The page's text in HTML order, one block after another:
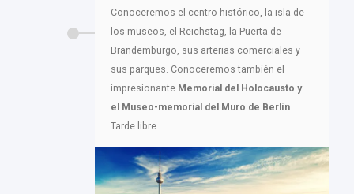
Conoceremos el centro histórico, la isla de
los museos, el Reichstag, la Puerta de
Brandemburgo, sus arterias comerciales y
sus parques. Conoceremos también el
impresionante Memorial del Holocausto y
el Museo-memorial del Muro de Berlín.
Tarde libre.